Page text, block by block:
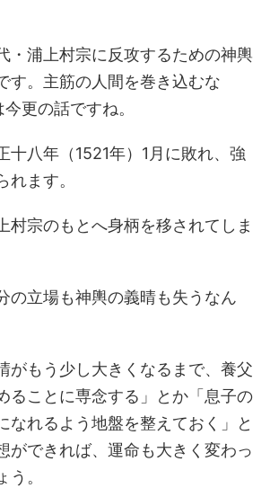
・浦上村宗に反攻するための神輿
す。主筋の人間を巻き込むな
更の話ですね。
十八年（1521年）1月に敗れ、強
れます。
村宗のもとへ身柄を移されてしま
の立場も神輿の義晴も失うなん
がもう少し大きくなるまで、養父
ることに専念する」とか「息子の
なれるよう地盤を整えておく」と
ができれば、運命も大きく変わっ
。